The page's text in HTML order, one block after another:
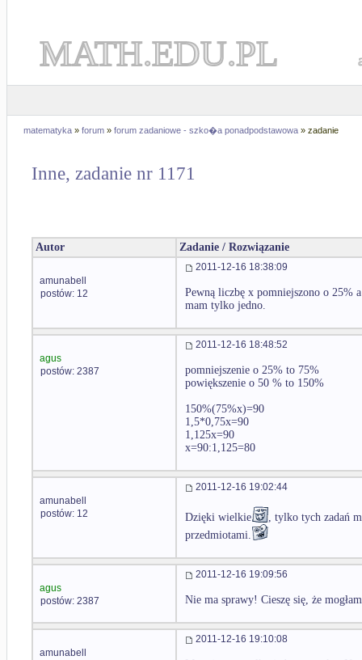
MATH.EDU.PL
matematyka » forum » forum zadaniowe - szko�a ponadpodstawowa » zadanie
Inne, zadanie nr 1171
Autor Zadanie / Rozwiązanie
amunabell
postów: 12
2011-12-16 18:38:09
Pewną liczbę x pomniejszono o 25%
mam tylko jedno.
agus
postów: 2387
2011-12-16 18:48:52
pomniejszenie o 25% to 75%
powiększenie o 50 % to 150%
150%(75%x)=90
1,5*0,75x=90
1,125x=90
x=90:1,125=80
amunabell
postów: 12
2011-12-16 19:02:44
Dzięki wielkie
, tylko tych zadań
przedmiotami.
agus
postów: 2387
2011-12-16 19:09:56
Nie ma sprawy! Cieszę się, że
amunabell
2011-12-16 19:10:08